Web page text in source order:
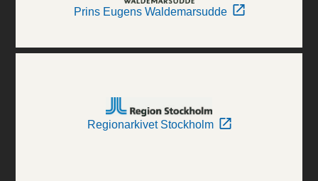
Prins Eugens Waldemarsudde
Regionarkivet Stockholm